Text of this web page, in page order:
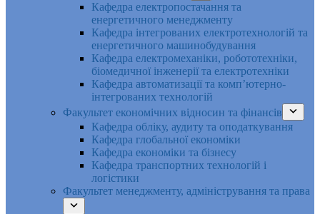
Кафедра електропостачання та
енергетичного менеджменту
Кафедра інтегрованих електротехнологій та
енергетичного машинобудування
Кафедра електромеханіки, робототехніки,
біомедичної інженерії та електротехніки
Кафедра автоматизації та комп’ютерно-
інтегрованих технологій
Факультет економічних відносин та фінансів
Кафедра обліку, аудиту та оподаткування
Кафедра глобальної економіки
Кафедра економіки та бізнесу
Кафедра транспортних технологій і
логістики
Факультет менеджменту, адміністрування та права